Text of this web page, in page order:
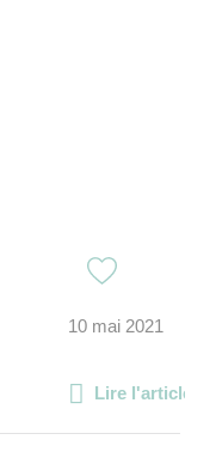
10 mai 2021
Lire l'article